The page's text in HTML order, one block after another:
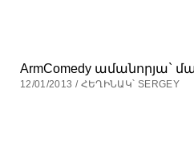
ArmComedy ամանորյա`
12/01/2013 / ՀԵՂԻՆԱԿ՝ SERGEY